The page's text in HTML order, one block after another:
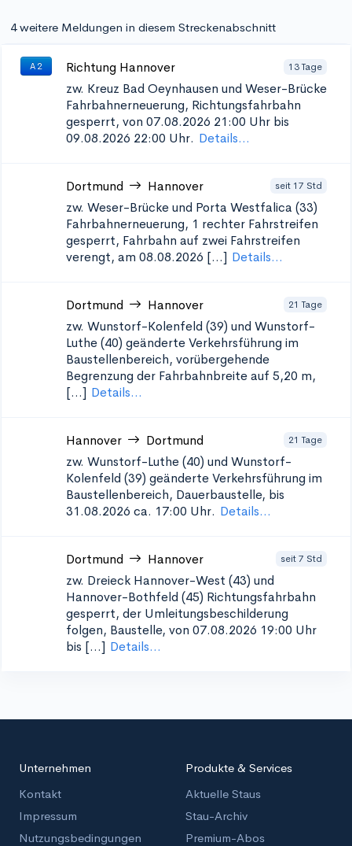
4 weitere Meldungen in diesem Streckenabschnitt
A 2 Richtung Hannover 13 Tage
zw. Kreuz Bad Oeynhausen und Weser-Brücke
Fahrbahnerneuerung, Richtungsfahrbahn
gesperrt, von 07.08.2026 21:00 Uhr bis
09.08.2026 22:00 Uhr. Details...
Dortmund Hannover seit 17 Std
zw. Weser-Brücke und Porta Westfalica (33)
Fahrbahnerneuerung, 1 rechter Fahrstreifen
gesperrt, Fahrbahn auf zwei Fahrstreifen
verengt, am 08.08.2026 [...] Details...
Dortmund Hannover 21 Tage
zw. Wunstorf-Kolenfeld (39) und Wunstorf-
Luthe (40) geänderte Verkehrsführung im
Baustellenbereich, vorübergehende
Begrenzung der Fahrbahnbreite auf 5,20 m,
[...] Details...
Hannover Dortmund 21 Tage
zw. Wunstorf-Luthe (40) und Wunstorf-
Kolenfeld (39) geänderte Verkehrsführung im
Baustellenbereich, Dauerbaustelle, bis
31.08.2026 ca. 17:00 Uhr. Details...
Dortmund Hannover seit 7 Std
zw. Dreieck Hannover-West (43) und
Hannover-Bothfeld (45) Richtungsfahrbahn
gesperrt, der Umleitungsbeschilderung
folgen, Baustelle, von 07.08.2026 19:00 Uhr
bis [...] Details...
Unternehmen
Kontakt
Impressum
Nutzungsbedingungen
Produkte & Services
Aktuelle Staus
Stau-Archiv
Premium-Abos